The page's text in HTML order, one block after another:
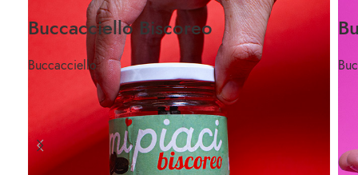
Buccacciello Biscoreo
Buccacciello